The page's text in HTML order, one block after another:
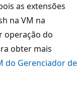
as extensões
na VM na
operação do
obter mais
do Gerenciador de